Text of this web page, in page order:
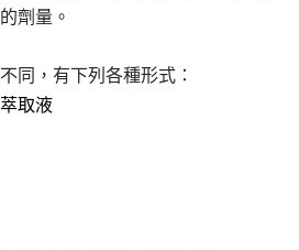
劑量。
同，有下列各種形式：
取液